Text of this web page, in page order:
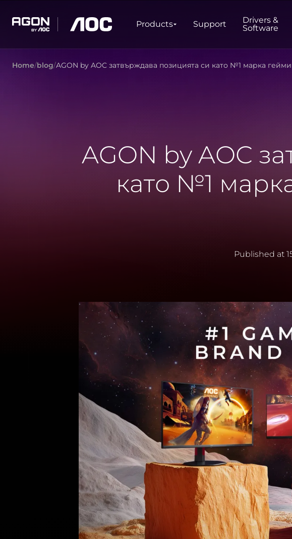
Products
Products Support
Drivers &
Software
Home blog AGON by AOC затвърждава позицията си като №1 марка
AGON by AOC
като №1
Published at